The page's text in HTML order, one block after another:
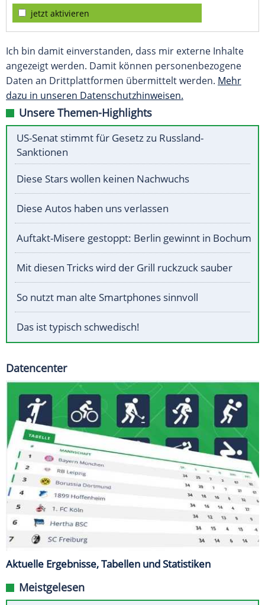
jetzt aktivieren
Ich bin damit einverstanden, dass mir externe Inhalte
angezeigt werden. Damit können personenbezogene
Daten an Drittplattformen übermittelt werden. Mehr
dazu in unseren Datenschutzhinweisen.
Unsere Themen-Highlights
US-Senat stimmt für Gesetz zu Russland-
Sanktionen
Diese Stars wollen keinen Nachwuchs
Diese Autos haben uns verlassen
Auftakt-Misere gestoppt: Berlin gewinnt in Bochum
Mit diesen Tricks wird der Grill ruckzuck sauber
So nutzt man alte Smartphones sinnvoll
Das ist typisch schwedisch!
Datencenter
Aktuelle Ergebnisse, Tabellen und Statistiken
Meistgelesen